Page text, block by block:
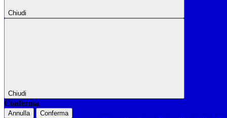
Chiudi
Chiudi
Conferma
Annulla Conferma